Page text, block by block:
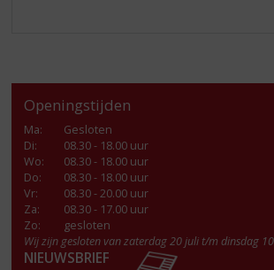
Openingstijden
Ma:
Gesloten
Di:
08.30 - 18.00 uur
Wo:
08.30 - 18.00 uur
Do:
08.30 - 18.00 uur
Vr:
08.30 - 20.00 uur
Za:
08.30 - 17.00 uur
Zo:
gesloten
Wij zijn gesloten van zaterdag 20 juli t/m dinsdag
NIEUWSBRIEF